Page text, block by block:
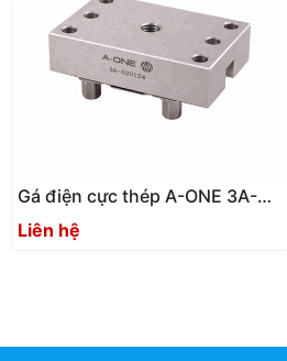
Gá điện cực thép A-ONE 3A-
520124 | Steel holder
Liên hệ